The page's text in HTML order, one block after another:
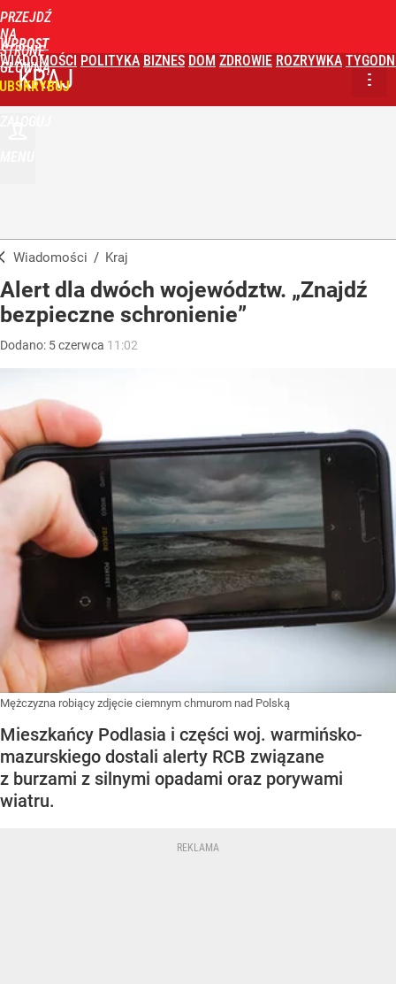
PRZEJDŹ
NA
STRONĘ
GŁÓWNĄ
WPROST
WIADOMOŚCI POLITYKA BIZNES DOM ZDROWIE ROZRYWKA
KRAJ
Wiadomości / Kraj
Alert dla dwóch województw. „Znajdź
bezpieczne schronienie”
Dodano: 5czerwca 11:02
Mężczyzna robiący zdjęcie ciemnym chmurom nad Polską
Mieszkańcy Podlasia i części woj. warmińsko-
mazurskiego dostali alerty RCB związane
z burzami z silnymi opadami oraz porywami
wiatru.